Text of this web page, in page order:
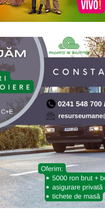
din România
Wiesel (1928-2016) a
profesor, filozof,
omului. Inaugurarea
celei de-a doua
din România”
(2007) NASA a lansat
ulterior a găsit dovezi ale
Phoenix Mars Lander,
robot dedicată
având ca țintă
Marte a sistemului nostru
a fost lansată cu succes pe
în ziua de 25 mai 2008.
90 de zile marțiene
dar robotul a depășit